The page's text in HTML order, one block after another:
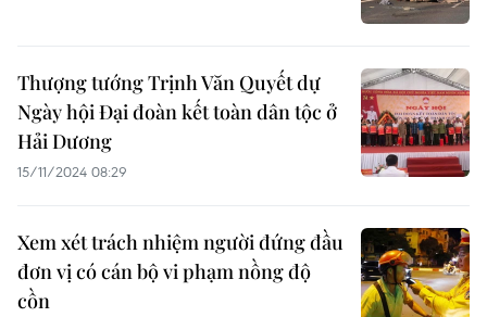
Thượng tướng Trịnh Văn Quyết dự
Ngày hội Đại đoàn kết toàn dân tộc ở
Hải Dương
15/11/2024 08:29
Xem xét trách nhiệm người đứng đầu
đơn vị có cán bộ vi phạm nồng độ
cồn